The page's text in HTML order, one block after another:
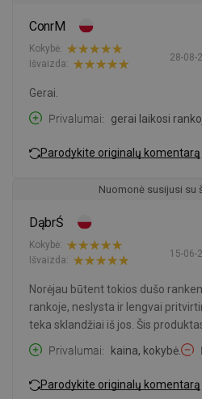
ConrM
28-08-
Kokybė:
Išvaizda:
Gerai.
Privalumai
gerai laikosi
Parodykite originalų komentarą
Nuomonė susijusi su
DąbrŚ
15-06-
Kokybė:
Išvaizda:
Norėjau būtent tokios dušo
rankoje, neslysta ir lengvai
teka sklandžiai iš jos. Šis
Privalumai
kaina, kokybė.
Parodykite originalų komentarą